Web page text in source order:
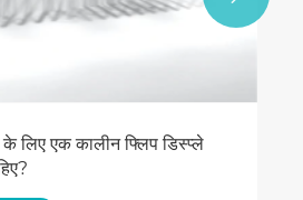
लिए एक कालीन फ्लिप डिस्प्ले